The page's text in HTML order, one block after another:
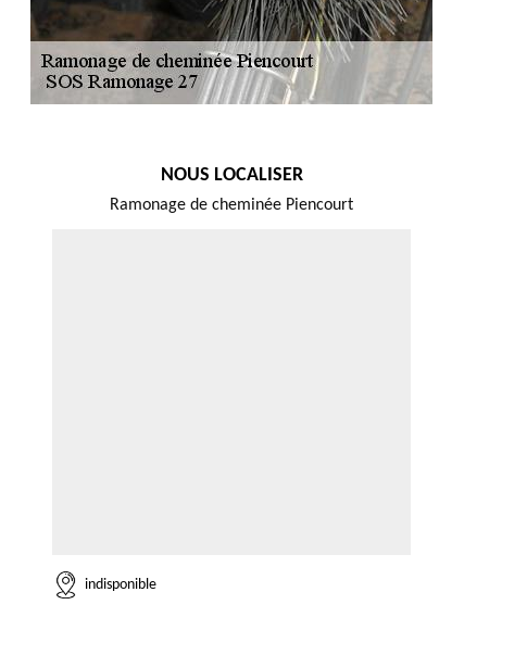
NOUS LOCALISER
Ramonage de cheminée Piencourt
indisponible